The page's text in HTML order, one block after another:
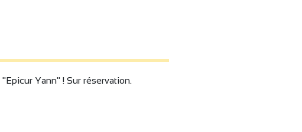
Yann" ! Sur réservation.